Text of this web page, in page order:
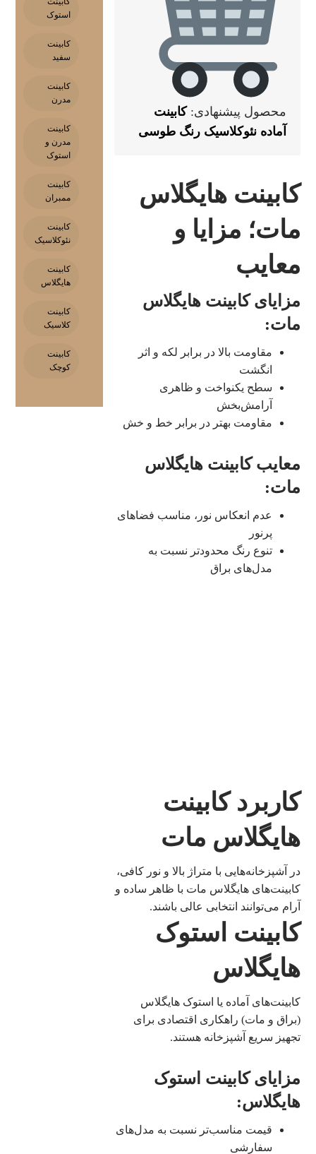
محصول پیشنهادی:کابینت
آماده نئوکلاسیک رنگ طوسی
کابینت هایگلاس
مات؛ مزایا و
معایب
مزایای کابینت هایگلاس
مات:
مقاومت بالا در برابر لکه و اثر
انگشت
سطح یکنواخت و ظاهری
آرامش‌بخش
مقاومت بهتر در برابر خط و خش
معایب کابینت هایگلاس
مات:
عدم انعکاس نور، مناسب فضاهای
پرنور
تنوع رنگ محدودتر نسبت به
مدل‌های براق
کاربرد کابینت
هایگلاس مات
در آشپزخانه‌هایی با متراژ بالا و نور کافی،
کابینت‌های هایگلاس مات با ظاهر ساده و
آرام می‌توانند انتخابی عالی باشند.
کابینت استوک
هایگلاس
کابینت‌های آماده یا استوک هایگلاس
(براق و مات) راهکاری اقتصادی برای
تجهیز سریع آشپزخانه هستند.
مزایای کابینت استوک
هایگلاس:
قیمت مناسب‌تر نسبت به مدل‌های
سفارشی
استوک
کابینت
سفید
کابینت
مدرن
کابینت
مدرن و
استوک
کابینت
ممبران
کابینت
نئوکلاسیک
کابینت
هایگلاس
کابینت
کلاسیک
کابینت
کوچک